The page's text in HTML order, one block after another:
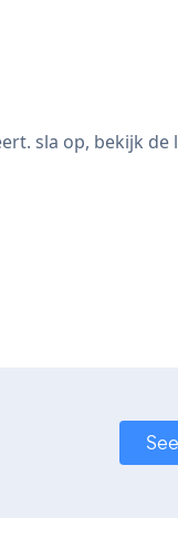
sla op, bekijk de